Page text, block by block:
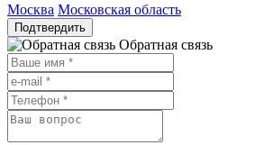
Москва Московская область
Подтвердить
Обратная связь